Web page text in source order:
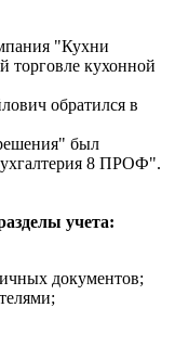
"Кухни
торговле кухонной
обратился в
был
8 ПРОФ".
учета:
документов;